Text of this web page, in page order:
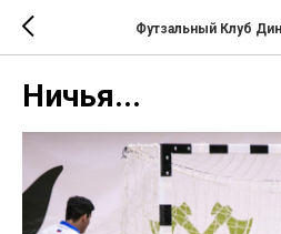
Футзальный Клуб
Ничья...